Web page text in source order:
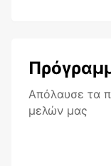
Aπόλαυσε τα
μελών μας